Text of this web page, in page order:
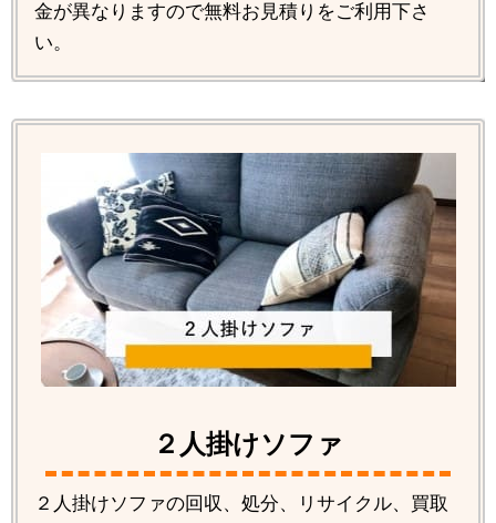
金が異なりますので無料お見積りをご利用下さ
い。
２人掛けソファ
２人掛けソファの回収、処分、リサイクル、買取